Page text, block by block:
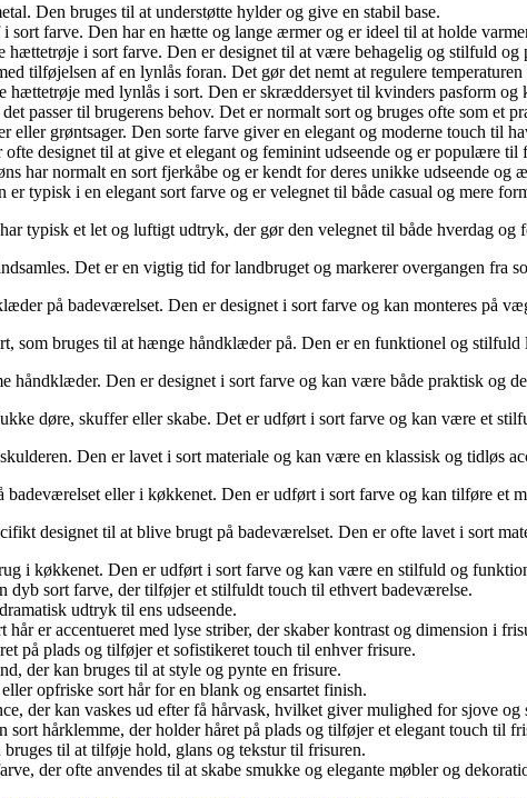
Den bruges til at understøtte hylder og give en stabil base.
farve. Den har en hætte og lange ærmer og er ideel til at holde
i sort farve. Den er designet til at være behagelig og stilfuld og
tilføjelsen af en lynlås foran. Det gør det nemt at regulere
hættetrøje med lynlås i sort. Den er skræddersyet til kvinders pasform og
passer til brugerens behov. Det er normalt sort og bruges ofte som et
eller grøntsager. Den sorte farve giver en elegant og moderne touch til
designet til at give et elegant og feminint udseende og er populære til
har normalt en sort fjerkåbe og er kendt for deres unikke udseende og
typisk i en elegant sort farve og er velegnet til både casual og mere
typisk et let og luftigt udtryk, der gør den velegnet til både hverdag og
Det er en vigtig tid for landbruget og markerer overgangen fra
på badeværelset. Den er designet i sort farve og kan monteres på
som bruges til at hænge håndklæder på. Den er en funktionel og
håndklæder. Den er designet i sort farve og kan være både praktisk og
døre, skuffer eller skabe. Det er udført i sort farve og kan være et
Den er lavet i sort materiale og kan være en klassisk og tidløs
eller i køkkenet. Den er udført i sort farve og kan tilføre et
designet til at blive brugt på badeværelset. Den er ofte lavet i sort
i køkkenet. Den er udført i sort farve og kan være en stilfuld og
dyb sort farve, der tilføjer et stilfuldt touch til ethvert badeværelse.
udtryk til ens udseende.
er accentueret med lyse striber, der skaber kontrast og dimension i
på plads og tilføjer et sofistikeret touch til enhver frisure.
der kan bruges til at style og pynte en frisure.
opfriske sort hår for en blank og ensartet finish.
der kan vaskes ud efter få hårvask, hvilket giver mulighed for sjove og
hårklemme, der holder håret på plads og tilføjer et elegant touch til
til at tilføje hold, glans og tekstur til frisuren.
der ofte anvendes til at skabe smukke og elegante møbler og